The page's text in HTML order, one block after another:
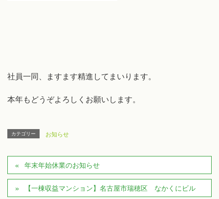
社員一同、ますます精進してまいります。
本年もどうぞよろしくお願いします。
カテゴリー お知らせ
年末年始休業のお知らせ
【一棟収益マンション】名古屋市瑞穂区 なかくにビル